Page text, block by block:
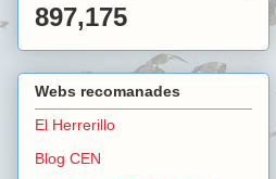
897,175
Webs recomanades
El Herrerillo
Blog CEN